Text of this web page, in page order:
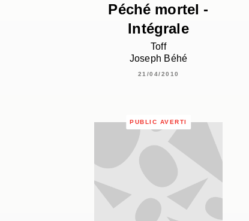
Péché mortel -
Intégrale
Toff
Joseph Béhé
21/04/2010
PUBLIC AVERTI